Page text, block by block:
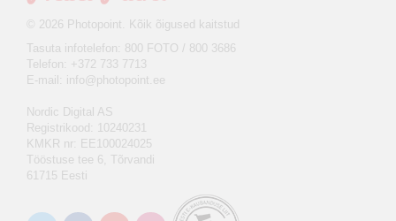
© 2026 Photopoint. Kõik õigused kaitstud
Tasuta infotelefon: 800 FOTO / 800 3686
Telefon: +372 733 7713
E-mail: info@photopoint.ee
Nordic Digital AS
Registrikood: 10240231
KMKR nr: EE100024025
Tööstuse tee 6, Tõrvandi
61715 Eesti